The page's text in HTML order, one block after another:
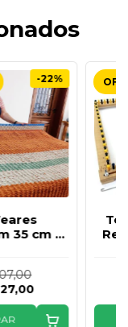
35 cm (
-22%